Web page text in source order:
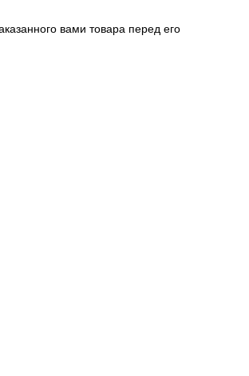
вами товара перед его